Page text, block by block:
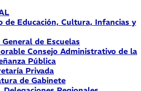
de Educación, Cultura, Infancias y
de Escuelas
Consejo Administrativo de la
Pública
Privada
de Gabinete